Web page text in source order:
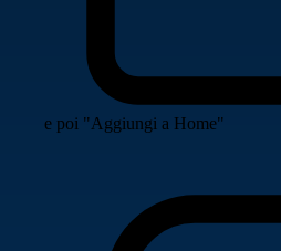
e poi "Aggiungi a Home"